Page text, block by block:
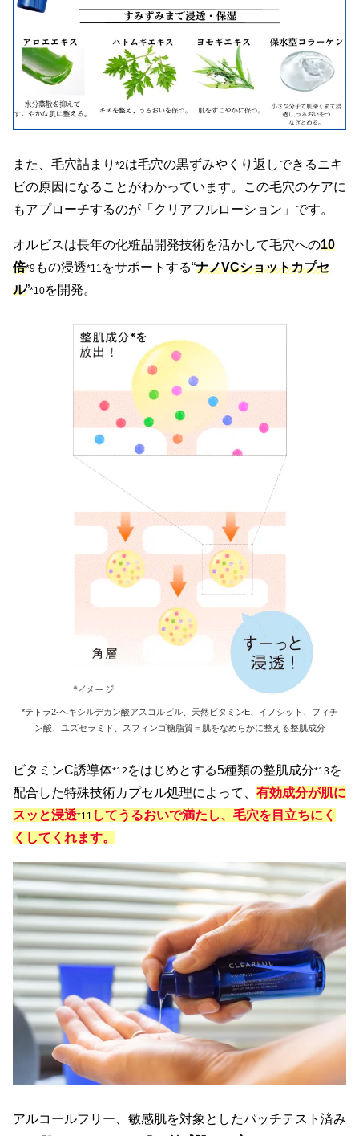
また、毛穴詰まり *2は毛穴の黒ずみやくり返しできるニキ
ビの原因になることがわかっています。この毛穴のケアに
もアプローチするのが「クリアフルローション」です。
オルビスは長年の化粧品開発技術を活かして毛穴への10
倍*9 もの浸透*11 をサポートする“ナノVCショットカプセ
ル”*10を開発。
*テトラ2-ヘキシルデカン酸アスコルビル、天然ビタミンE、イノシット、フィチ
ン酸、ユズセラミド、スフィンゴ糖脂質＝肌をなめらかに整える整肌成分
ビタミンC誘導体*12 をはじめとする5種類の整肌成分*13を
配合した特殊技術カプセル処理によって、 有効成分が肌に
スッと浸透*11 してうるおいで満たし、毛穴を目立ちにく
くしてくれます。
アルコールフリー、敏感肌を対象としたパッチテスト済み